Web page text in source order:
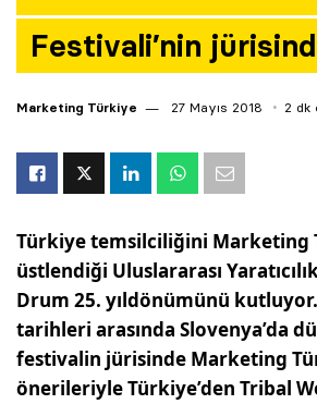
Festivali’nin
Marketing Türkiye 27 Mayıs 2018 2 dk
Türkiye temsilciliğini Marketing
üstlendiği Uluslararası
Drum 25. yıldönümünü
tarihleri arasında Slovenya’da
festivalin jürisinde Marketing
önerileriyle Türkiye’den Tribal